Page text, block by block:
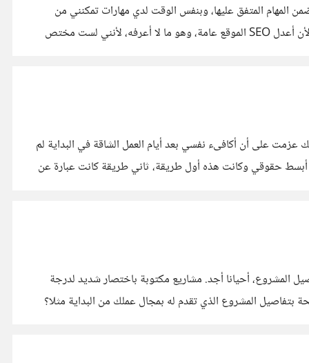
المهام المتفق عليها، وبنفس الوقت لدي مهارات تمكنني من
إنجازها. مررت بتجربة مع عميل، وكان المطلوب هو تحسين SEO لموقع بالنسبة للمحتوى المكتوب، ولكني فوجئت بعد قبول المشروع طلبه لأن أعدل SEO الموقع عامة، وهو ما لا أعرفه، لأنني لست مختص
عزمت على أن أكافىء نفسي بعد أيام العمل الشاقة في البداية لم
أبسط حقوقي وكانت هذه أول طريقة، ثاني طريقة كانت عبارة عن
المشروع، أحيانا أجد. مشاريع مكتوبة باختصار شديد لدرجة
بتفاصيل المشروع الذي تقدم له بمجال عملك من البداية مثلا؟